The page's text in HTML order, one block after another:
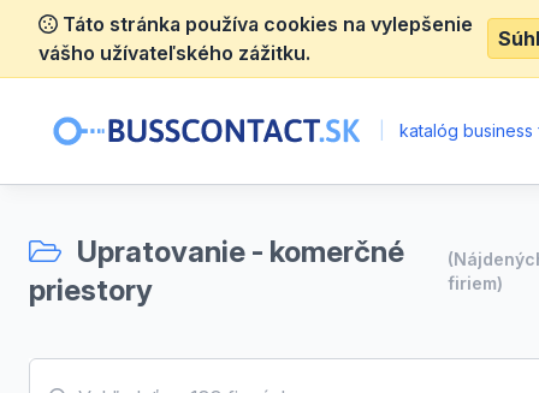
Táto stránka používa cookies na vylepšenie
vášho užívateľského zážitku.
katalóg business
Upratovanie - komerčné
priestory
firiem)